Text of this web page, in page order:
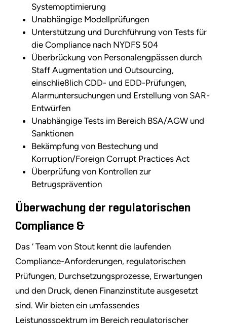
Systemoptimierung
Unabhängige Modellprüfungen
Unterstützung und Durchführung von Tests für
die Compliance nach NYDFS 504
Überbrückung von Personalengpässen durch
Staff Augmentation und Outsourcing,
einschließlich CDD- und EDD-Prüfungen,
Alarmuntersuchungen und Erstellung von SAR-
Entwürfen
Unabhängige Tests im Bereich BSA/AGW und
Sanktionen
Bekämpfung von Bestechung und
Korruption/Foreign Corrupt Practices Act
Überprüfung von Kontrollen zur
Betrugsprävention
Überwachung der regulatorischen
Compliance &
Das ’ Team von Stout kennt die laufenden
Compliance-Anforderungen, regulatorischen
Prüfungen, Durchsetzungsprozesse, Erwartungen
und den Druck, denen Finanzinstitute ausgesetzt
sind. Wir bieten ein umfassendes
Leistungsspektrum im Bereich regulatorischer